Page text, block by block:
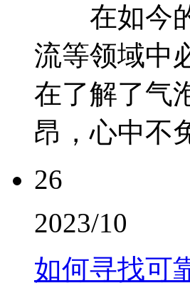
在如今的
流等领域中
在了解了气
昂，心中不
26
2023/10
如何寻找可